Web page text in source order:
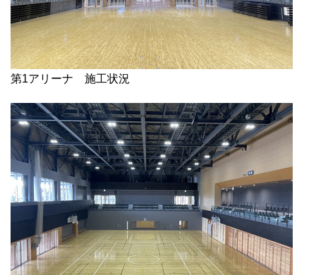
第1アリーナ 施工状況